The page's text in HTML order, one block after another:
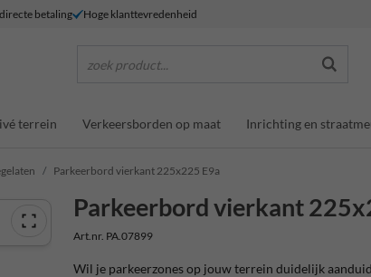
betaling Hoge klanttevredenheid
zoek product...
terrein Verkeersborden op maat Inrichting en
Parkeerbord vierkant 225x225 E9a
Parkeerbord vierkant
Art.nr. PA.07899
Wil je parkeerzones op jouw terrein duidelijk